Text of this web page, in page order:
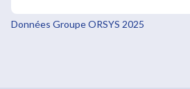
Données Groupe ORSYS 2025